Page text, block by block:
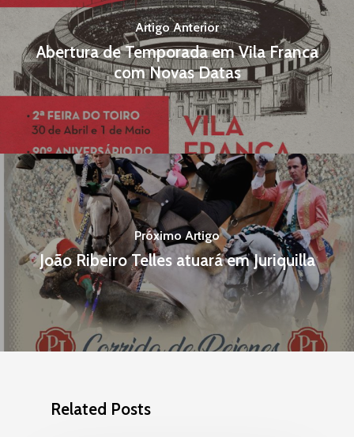
Artigo Anterior
Abertura de Temporada em Vila Franca
com Novas Datas
Próximo Artigo
João Ribeiro Telles atuará em Juriquilla
Related Posts
Clube Tauroleve
Sobre a Tauroleve
T: –
E: –